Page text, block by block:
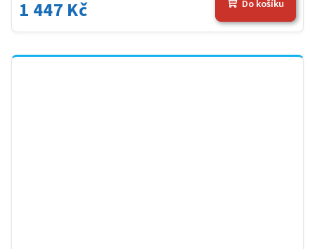
1 447 Kč Do košíku